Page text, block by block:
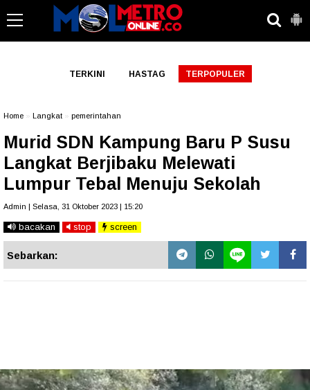
TERKINI HASTAG TERPOPULER
Home Langkat pemerintahan
Murid SDN Kampung Baru P Susu
Langkat Berjibaku Melewati
Lumpur Tebal Menuju Sekolah
Admin | Selasa, 31 Oktober 2023 | 15:20
bacakan stop screen
Sebarkan: